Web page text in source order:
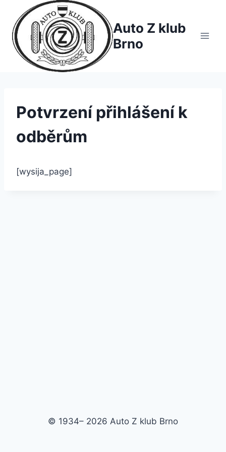
Přeskočit
obsah
Auto Z klub
Brno
Potvrzení přihlášení k
odběrům
[wysija_page]
© 1934– 2026 Auto Z klub Brno